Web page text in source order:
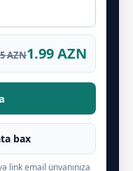
5 AZN1.99 AZN
bax
link email ünvanınıza